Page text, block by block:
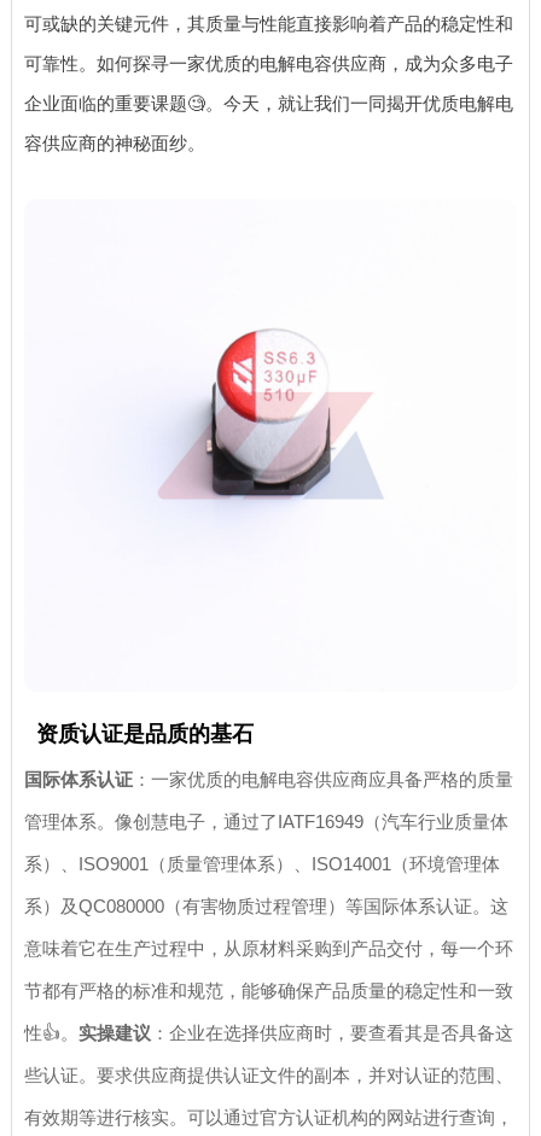
可或缺的关键元件，其质量与性能直接影响着产品的稳定性和
可靠性。如何探寻一家优质的电解电容供应商，成为众多电子
企业面临的重要课题🧐。今天，就让我们一同揭开优质电解电
容供应商的神秘面纱。
资质认证是品质的基石
国际体系认证：一家优质的电解电容供应商应具备严格的质量
管理体系。像创慧电子，通过了IATF16949（汽车行业质量体
系）、ISO9001（质量管理体系）、ISO14001（环境管理体
系）及QC080000（有害物质过程管理）等国际体系认证。这
意味着它在生产过程中，从原材料采购到产品交付，每一个环
节都有严格的标准和规范，能够确保产品质量的稳定性和一致
性👍。 实操建议 ：企业在选择供应商时，要查看其是否具备这
些认证。要求供应商提供认证文件的副本，并对认证的范围、
有效期等进行核实。可以通过官方认证机构的网站进行查询，